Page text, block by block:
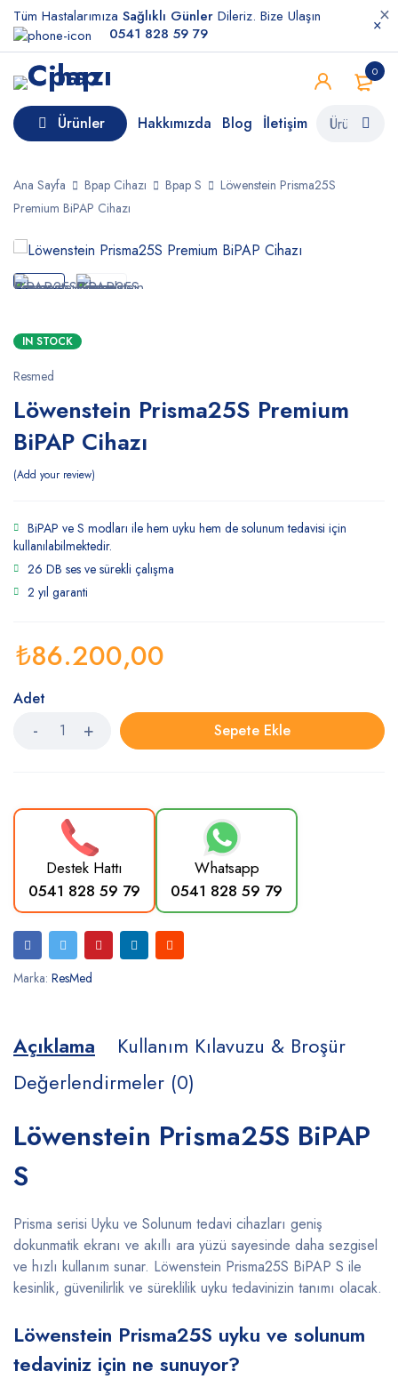
Tüm Hastalarımıza Sağlıklı Günler Dileriz. Bize Ulaşın
0541 828 59 79
0
Ürünler Hakkımızda Blog İletişim
Ana Sayfa Bpap Cihazı Bpap S
Löwenstein Prisma25S
Premium BiPAP Cihazı
IN STOCK
Resmed
Löwenstein Prisma25S Premium
BiPAP Cihazı
Add your review
BiPAP ve S modları ile hem uyku hem de solunum tedavisi için
kullanılabilmektedir.
26 DB ses ve sürekli çalışma
2 yıl garanti
₺86.200,00
Adet
Sepete Ekle
Destek Hattı
0541 828 59 79
Whatsapp
0541 828 59 79
Marka: ResMed
Açıklama
Kullanım Kılavuzu & Broşür
Değerlendirmeler (0)
Löwenstein Prisma25S BiPAP
S
Prisma serisi Uyku ve Solunum tedavi cihazları geniş
dokunmatik ekranı ve akıllı ara yüzü sayesinde daha sezgisel
ve hızlı kullanım sunar. Löwenstein Prisma25S BiPAP S ile
kesinlik, güvenilirlik ve süreklilik uyku tedavinizin tanımı olacak.
Löwenstein Prisma25S uyku ve solunum
tedaviniz için ne sunuyor?